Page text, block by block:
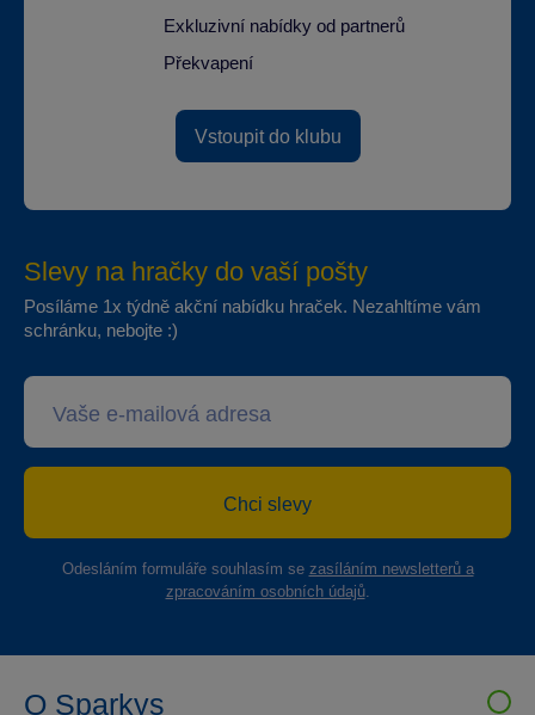
Exkluzivní nabídky od partnerů
Překvapení
Vstoupit do klubu
Slevy na hračky do vaší pošty
Posíláme 1x týdně akční nabídku hraček. Nezahltíme vám
schránku, nebojte :)
Chci slevy
Odesláním formuláře souhlasím se zasíláním newsletterů a
zpracováním osobních údajů.
O Sparkys